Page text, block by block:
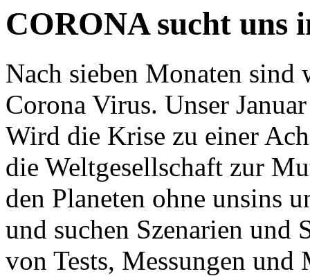
CORONA sucht uns
Nach sieben Monaten
Corona Virus. Unser
Wird die Krise zu einer
die Weltgesellschaft zur
den Planeten ohne unsins
und suchen Szenarien und
von Tests, Messungen und